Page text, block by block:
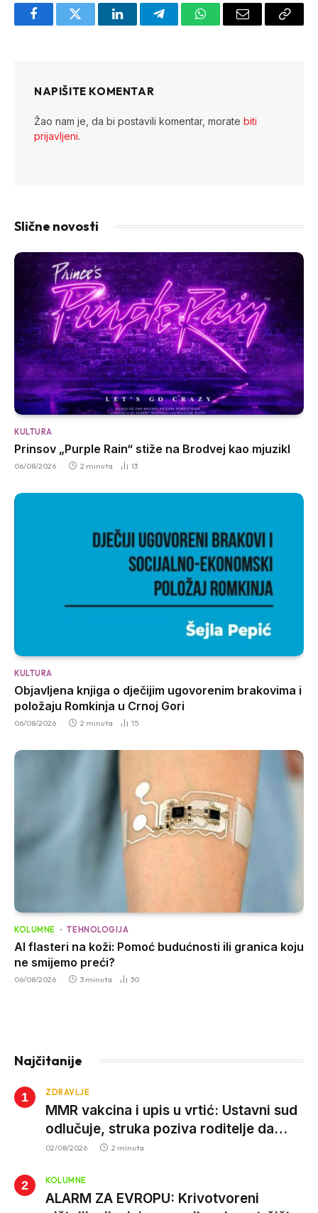
FacebookTwitter LinkedInTelegramWhatsAppEmail
Copy
NAPIŠITE KOMENTAR
Žao nam je, da bi postavili komentar, morate biti
prijavljeni.
Slične novosti
KULTURA
Prinsov „Purple Rain“ stiže na Brodvej kao mjuzikl
06/08/2026 2 minuta 13
KULTURA
Objavljena knjiga o dječijim ugovorenim brakovima i
položaju Romkinja u Crnoj Gori
06/08/2026 2 minuta 15
KOLUMNE TEHNOLOGIJA
AI flasteri na koži: Pomoć budućnosti ili granica koju
ne smijemo preći?
06/08/2026 3 minuta 30
Najčitanije
ZDRAVLJE
MMR vakcina i upis u vrtić: Ustavni sud
odlučuje, struka poziva roditelje da
vjeruju nauci
02/08/2026 2 minuta
KOLUMNE
ALARM ZA EVROPU: Krivotvoreni